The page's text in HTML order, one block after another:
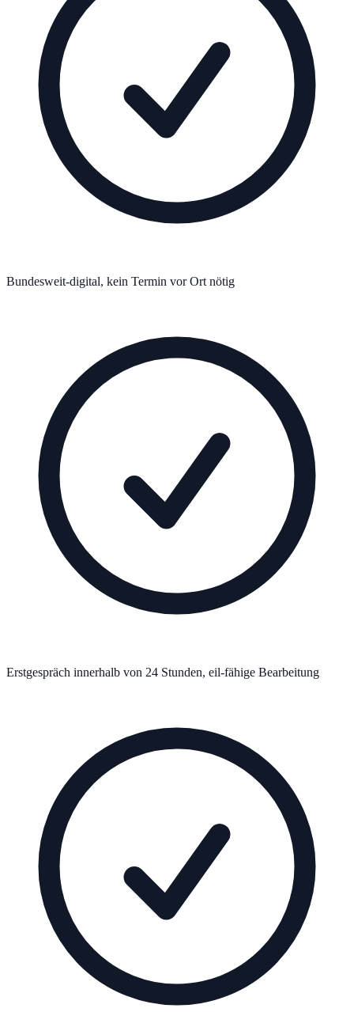
Bundesweit-digital, kein Termin vor Ort nötig
Erstgespräch innerhalb von 24 Stunden, eil-fähige Bearbeitung